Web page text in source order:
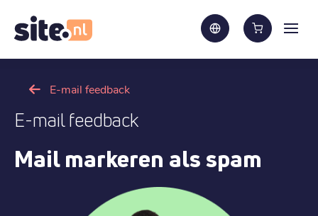
E-mail feedback
E-mail feedback
Mail markeren als spam